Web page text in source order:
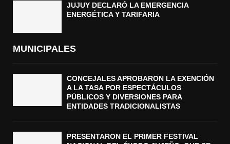
JUJUY DECLARÓ LA EMERGENCIA
ENERGÉTICA Y TARIFARIA
MUNICIPALES
CONCEJALES APROBARON LA EXENCIÓN
A LA TASA POR ESPECTÁCULOS
PÚBLICOS Y DIVERSIONES PARA
ENTIDADES TRADICIONALISTAS
PRESENTARON EL PRIMER FESTIVAL